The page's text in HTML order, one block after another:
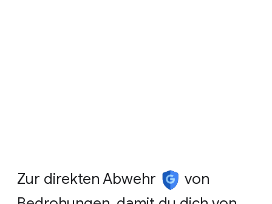
Zur direkten Abwehr
von